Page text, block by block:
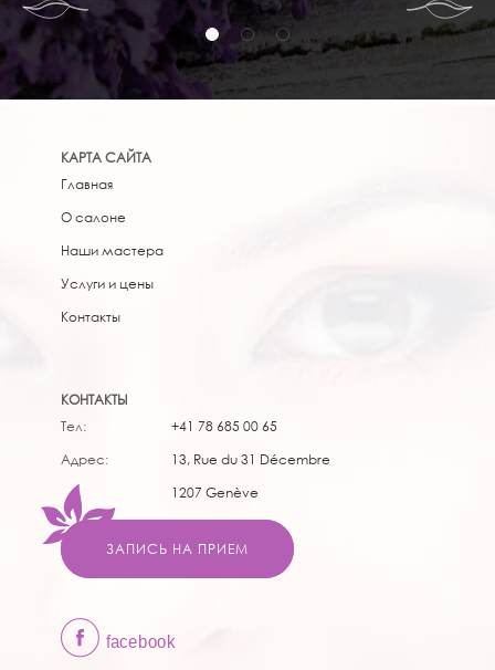
КАРТА САЙТА
Главная
О салоне
Наши мастера
Услуги и цены
Контакты
КОНТАКТЫ
Тел:
+41 78 685 00 65
Адрес:
13, Rue du 31 Décembre
1207 Genève
ЗАПИСЬ НА ПРИЕМ